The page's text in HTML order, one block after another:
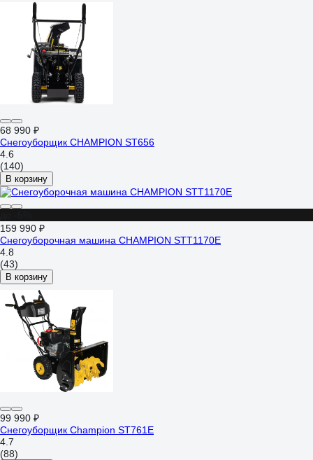
68 990 ₽
Снегоуборщик CHAMPION ST656
4.6
(140)
В корзину
159 990 ₽
Снегоуборочная машина CHAMPION STT1170E
4.8
(43)
В корзину
99 990 ₽
Снегоуборщик Champion ST761E
4.7
(88)